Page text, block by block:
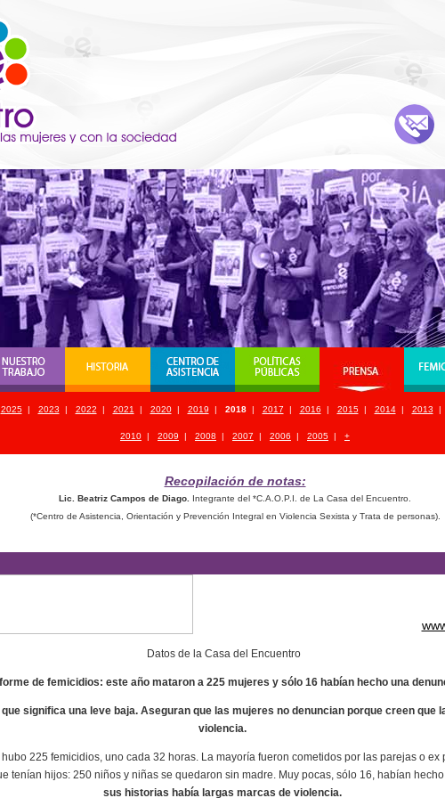
2025| 2023 | 2022 | 2021 | 2020| 2019 | 2018| 2017 | 2016 | 2015| 2014| 2013 |
2010 | 2009 | 2008 | 2007 | 2006 | 2005 | +
Recopilación de notas:
Lic. Beatriz Campos de Diago.
Integrante del *C.A.O.P.I. de La Casa del Encuentro.
(*Centro de Asistencia, Orientación y Prevención Integral en Violencia Sexista y Trata de personas).